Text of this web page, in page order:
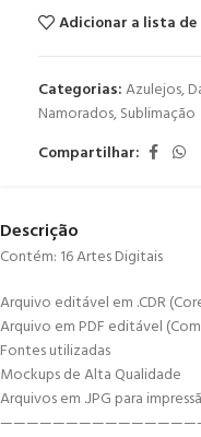
Adicionar a lista de
Categorias:Azulejos,
Namorados,Sublimação
Compartilhar:
Descrição
Contém: 16 Artes Digitais
Arquivo editável em .CDR
Arquivo em PDF editável
Fontes utilizadas
Mockups de Alta Qualidade
Arquivos em .JPG para